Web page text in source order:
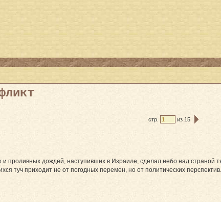
стр. из 15
и проливных дождей, наступивших в Израиле, сделал небо над страной
туч приходит не от погодных перемен, но от политических перспектив.